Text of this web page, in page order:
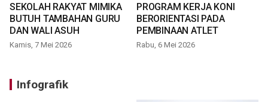
SEKOLAH RAKYAT MIMIKA
BUTUH TAMBAHAN GURU
DAN WALI ASUH
Kamis, 7 Mei 2026
PROGRAM KERJA KONI
BERORIENTASI PADA
PEMBINAAN ATLET
Rabu, 6 Mei 2026
Infografik